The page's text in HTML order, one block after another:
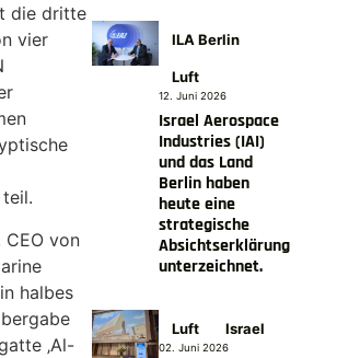
die dritte
vier
CEO von
halbes
‚Al-
ILA Berlin
Luft
12. Juni 2026
Israel Aerospace
Industries (IAI)
und das Land
Berlin haben
heute eine
strategische
Absichtserklärung
unterzeichnet.
Luft Israel
02. Juni 2026